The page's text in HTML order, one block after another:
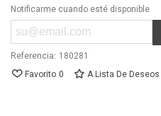
Notificarme cuando esté disponible
Referencia: 180281
Favorito 0 A Lista De Deseos